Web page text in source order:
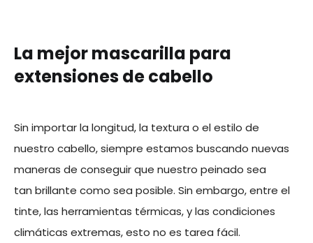
La mejor mascarilla para
extensiones de cabello
Sin importar la longitud, la textura o el estilo de
nuestro cabello, siempre estamos buscando nuevas
maneras de conseguir que nuestro peinado sea
tan brillante como sea posible. Sin embargo, entre el
tinte, las herramientas térmicas, y las condiciones
climáticas extremas, esto no es tarea fácil.